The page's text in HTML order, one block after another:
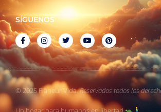
SÍGUENOS
© 2025 Flâneur Vida.Reservados todos los